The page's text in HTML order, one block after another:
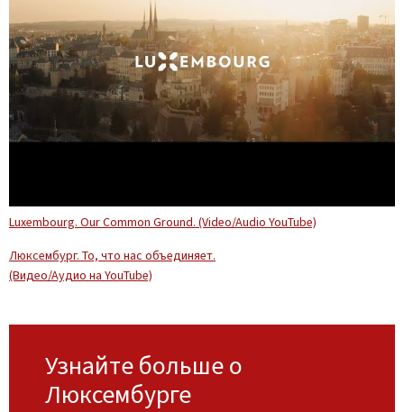
Luxembourg. Our Common Ground. (Video/Audio YouTube)
Люксембург. То, что нас объединяет.
(Видео/Аудио на YouTube)
Узнайте больше о
Люксембурге